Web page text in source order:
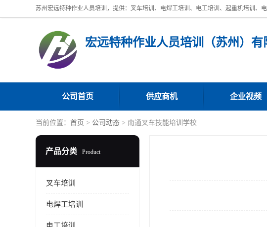
公司首页 供应商机 企业视频
当前位置： 首页 > 公司动态 > 南通叉车技能培训学校
产品分类 Product
叉车培训
电焊工培训